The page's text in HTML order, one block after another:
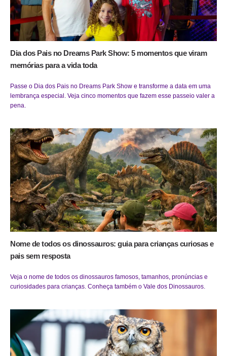
Dia dos Pais no Dreams Park Show: 5 momentos que viram
memórias para a vida toda
Passe o Dia dos Pais no Dreams Park Show e transforme a data em uma
lembrança especial. Veja cinco momentos que fazem esse passeio valer a
pena.
Nome de todos os dinossauros: guia para crianças curiosas e
pais sem resposta
Veja o nome de todos os dinossauros famosos, tamanhos, pronúncias e
curiosidades para crianças. Conheça também o Vale dos Dinossauros.